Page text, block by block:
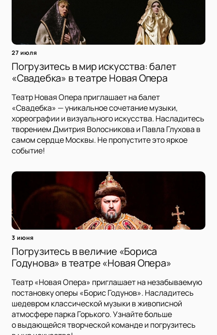
27 июля
Погрузитесь в мир искусства: балет
«Свадебка» в театре Новая Опера
Театр Новая Опера приглашает на балет
«Свадебка» — уникальное сочетание музыки,
хореографии и визуального искусства. Насладитесь
творением Дмитрия Волосникова и Павла Глухова в
самом сердце Москвы. Не пропустите это яркое
событие!
3 июня
Погрузитесь в величие «Бориса
Годунова» в театре «Новая Опера»
Театр «Новая Опера» приглашает на незабываемую
постановку оперы «Борис Годунов». Насладитесь
шедевром классической музыки в живописной
атмосфере парка Горького. Узнайте больше
о выдающейся творческой команде и погрузитесь